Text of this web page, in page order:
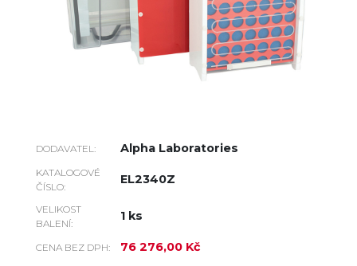
DODAVATEL: Alpha Laboratories
KATALOGOVÉ
ČÍSLO:
EL2340Z
VELIKOST
BALENÍ:
1 ks
CENA BEZ DPH: 76 276,00 Kč